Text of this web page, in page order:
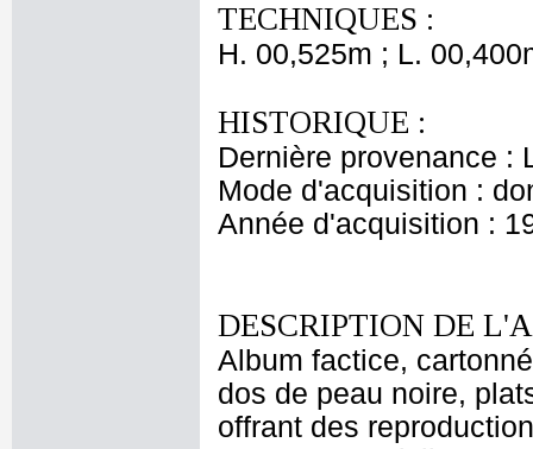
TECHNIQUES :
H. 00,525m ; L.
HISTORIQUE :
Dernière provenance :
Mode d'acquisition :
Année d'acquisition :
DESCRIPTION DE
Album factice,
dos de peau noire,
offrant des